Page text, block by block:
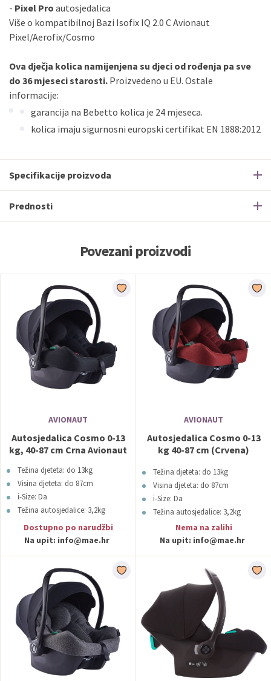
- Pixel Pro autosjedalica
Više o kompatibilnoj Bazi Isofix IQ 2.0 C Avionaut
Pixel/Aerofix/Cosmo
Ova dječja kolica namijenjena su djeci od rođenja pa sve
do 36 mjeseci starosti. Proizvedeno u EU. Ostale
informacije:
garancija na Bebetto kolica je 24 mjeseca.
kolica imaju sigurnosni europski certifikat EN 1888:2012
Specifikacije proizvoda
Prednosti
Povezani proizvodi
AVIONAUT
Autosjedalica Cosmo 0-13
kg, 40-87 cm Crna Avionaut
Težina djeteta: do 13kg
Visina djeteta: do 87cm
i-Size: Da
Težina autosjedalice: 3,2kg
Boja: Crna
Dostupno po narudžbi
Na upit: info@mae.hr
AVIONAUT
Autosjedalica Cosmo 0-13
kg 40-87 cm (Crvena)
Težina djeteta: do 13kg
Visina djeteta: do 87cm
i-Size: Da
Težina autosjedalice: 3,2kg
Boja: CrvenaNema na zalihi
Na upit: info@mae.hr